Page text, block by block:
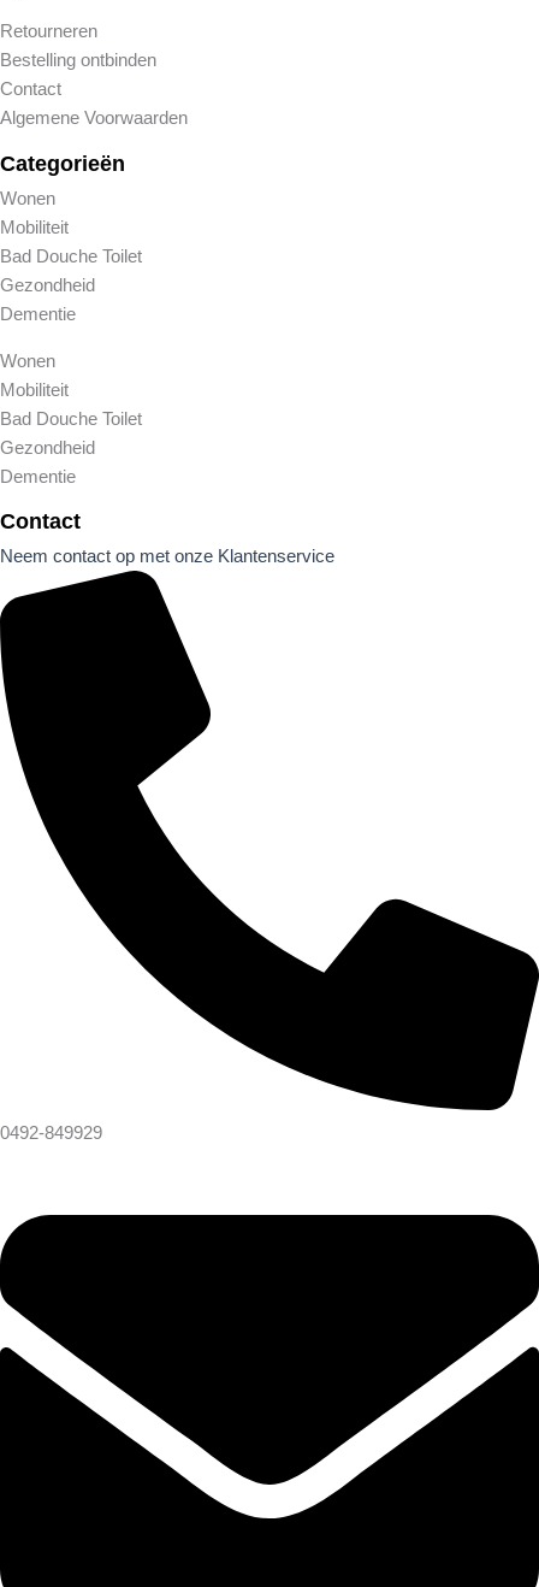
Retourneren
Bestelling ontbinden
Contact
Algemene Voorwaarden
Categorieën
Wonen
Mobiliteit
Bad Douche Toilet
Gezondheid
Dementie
Wonen
Mobiliteit
Bad Douche Toilet
Gezondheid
Dementie
Contact
Neem contact op met onze Klantenservice
0492-849929